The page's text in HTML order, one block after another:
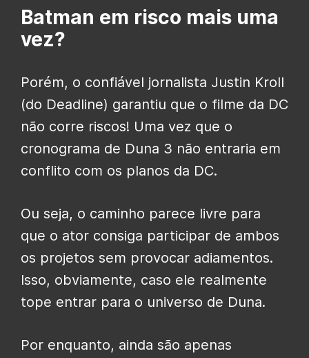
Batman em risco mais uma
vez?
Porém, o confiável jornalista Justin Kroll
(do Deadline) garantiu que o filme da DC
não corre riscos! Uma vez que o
cronograma de Duna 3 não entraria em
conflito com os planos da DC.
Ou seja, o caminho parece livre para
que o ator consiga participar de ambos
os projetos sem provocar adiamentos.
Isso, obviamente, caso ele realmente
tope entrar para o universo de Duna.
Por enquanto, ainda são apenas